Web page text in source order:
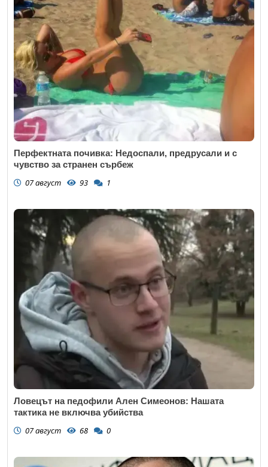
Перфектната почивка: Недоспали, предрусали и с
чувство за странен сърбеж
07 август 93 1
Ловецът на педофили Ален Симеонов: Нашата
тактика не включва убийства
07 август 68 0